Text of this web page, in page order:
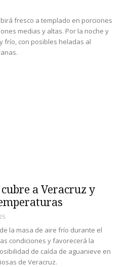
fresco a templado en porciones
medias y altas. Por la noche y
frío, con posibles heladas al
a Veracruz y
la masa de aire frío durante el
condiciones y favorecerá la
de caída de aguanieve en
de Veracruz.